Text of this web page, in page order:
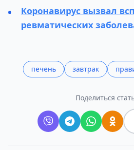
Коронавирус вызвал
ревматических
печень завтрак
Поделиться